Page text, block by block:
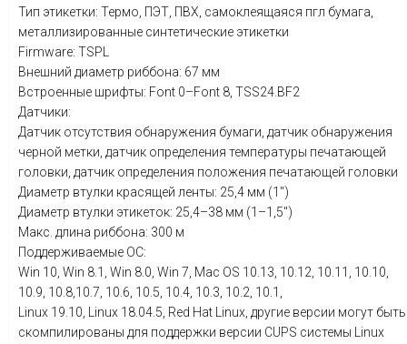
Тип этикетки: Термо, ПЭТ, ПВХ, самоклеящаяся пгл бумага,
металлизированные синтетические этикетки
Firmware: TSPL
Внешний диаметр риббона: 67 мм
Встроенные шрифты: Font 0–Font 8, TSS24.BF2
Датчики:
Датчик отсутствия обнаружения бумаги, датчик обнаружения
черной метки, датчик определения температуры печатающей
головки, датчик определения положения печатающей головки
Диаметр втулки красящей ленты: 25,4 мм (1")
Диаметр втулки этикеток: 25,4–38 мм (1–1,5")
Макс. длина риббона: 300 м
Поддерживаемые ОС:
Win 10, Win 8.1, Win 8.0, Win 7, Mac OS 10.13, 10.12, 10.11, 10.10,
10.9, 10.8,10.7, 10.6, 10.5, 10.4, 10.3, 10.2, 10.1,
Linux 19.10, Linux 18.04.5, Red Hat Linux, другие версии могут быть
скомпилированы для поддержки версии CUPS системы Linux